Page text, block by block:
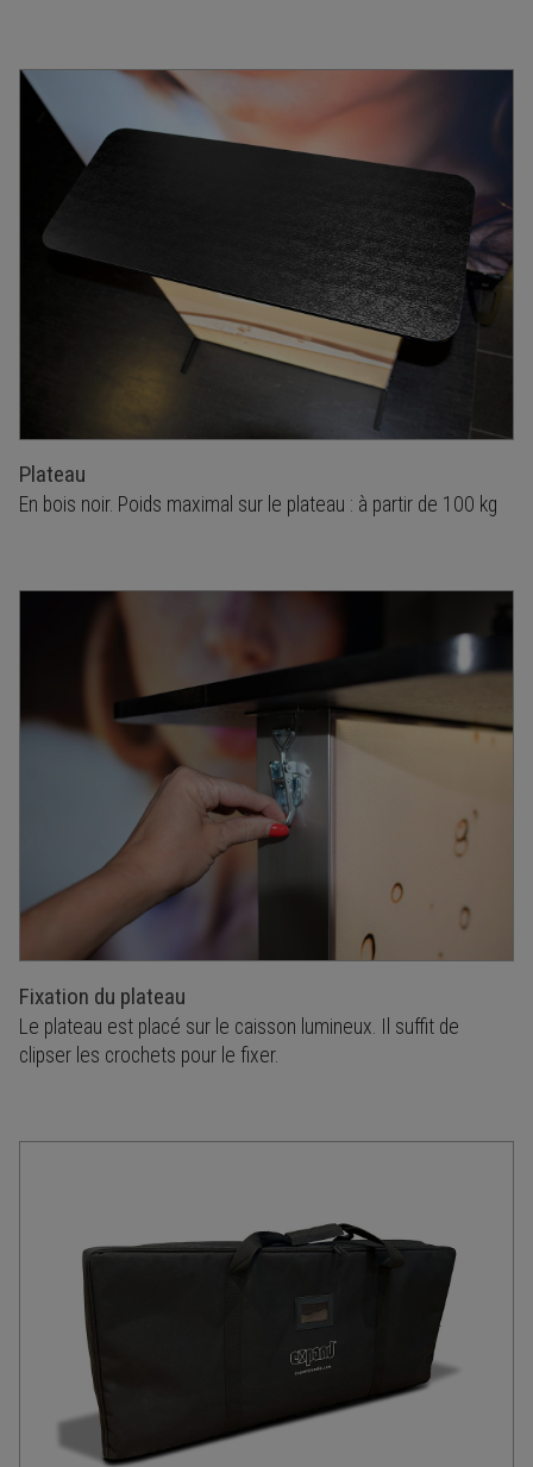
Plateau
En bois noir. Poids maximal sur le plateau : à partir de 100 kg
Fixation du plateau
Le plateau est placé sur le caisson lumineux. Il suffit de
clipser les crochets pour le fixer.